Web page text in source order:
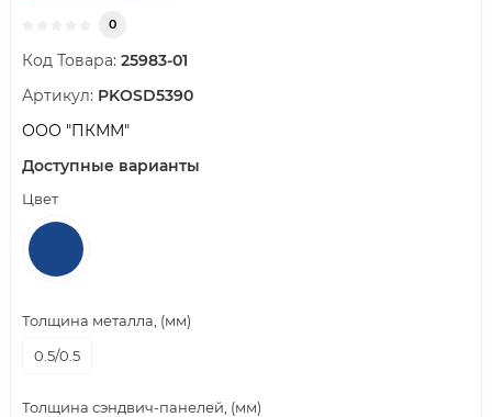
0
Код Товара: 25983-01
Артикул: PKOSD5390
ООО "ПКММ"
Доступные варианты
Цвет
Толщина металла, (мм)
0.5/0.5
Толщина сэндвич-панелей, (мм)